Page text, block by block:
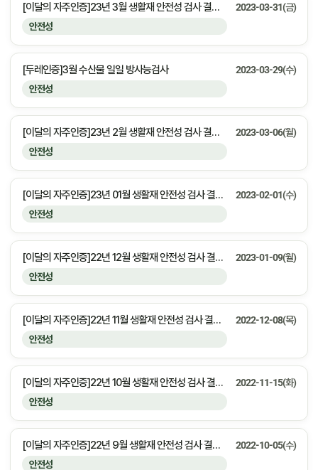
안전성
[이달의 자주인증]23년 3월 생활재 안전성 검사 결과 안내 2023-03-31(금)
안전성
[두레인증]3월 수산물 일일 방사능검사 2023-03-29(수)
안전성
[이달의 자주인증]23년 2월 생활재 안전성 검사 결과 안내 2023-03-06(월)
안전성
[이달의 자주인증]23년 01월 생활재 안전성 검사 결과 안내 2023-02-01(수)
안전성
[이달의 자주인증]22년 12월 생활재 안전성 검사 결과 안내 2023-01-09(월)
안전성
[이달의 자주인증]22년 11월 생활재 안전성 검사 결과 안내 2022-12-08(목)
안전성
[이달의 자주인증]22년 10월 생활재 안전성 검사 결과 안내 2022-11-15(화)
안전성
[이달의 자주인증]22년 9월 생활재 안전성 검사 결과 안내 2022-10-05(수)